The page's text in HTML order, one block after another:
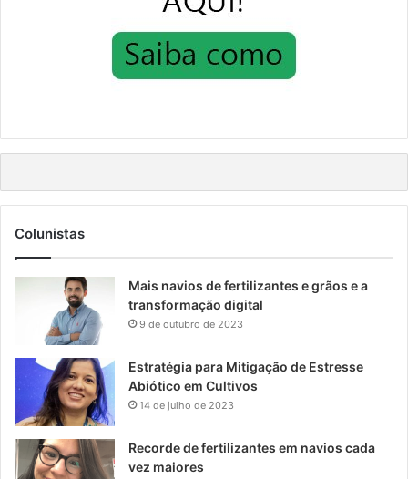
Colunistas
Mais navios de fertilizantes e grãos e a
transformação digital
9 de outubro de 2023
Estratégia para Mitigação de Estresse
Abiótico em Cultivos
14 de julho de 2023
Recorde de fertilizantes em navios cada
vez maiores